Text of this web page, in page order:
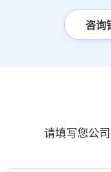
咨询
请填写您公